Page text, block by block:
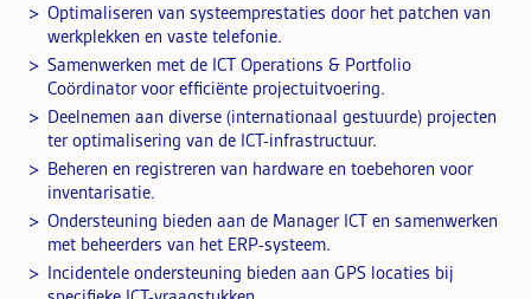
Optimaliseren van systeemprestaties door het patchen van
werkplekken en vaste telefonie.
Samenwerken met de ICT Operations & Portfolio
Coördinator voor efficiënte projectuitvoering.
Deelnemen aan diverse (internationaal gestuurde) projecten
ter optimalisering van de ICT-infrastructuur.
Beheren en registreren van hardware en toebehoren voor
inventarisatie.
Ondersteuning bieden aan de Manager ICT en samenwerken
met beheerders van het ERP-systeem.
Incidentele ondersteuning bieden aan GPS locaties bij